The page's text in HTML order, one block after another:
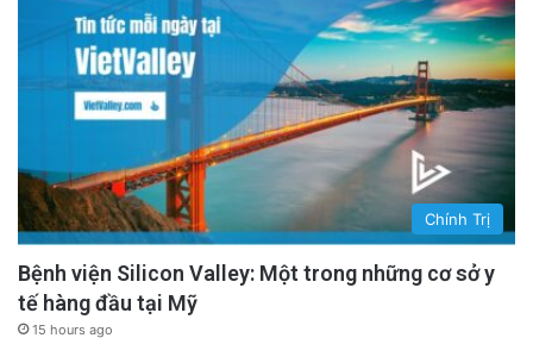
Chính Trị
Bệnh viện Silicon Valley: Một trong những cơ sở y
tế hàng đầu tại Mỹ
15 hours ago